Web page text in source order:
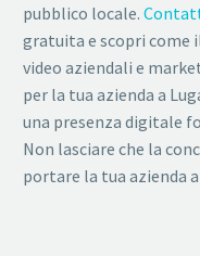
pubblico locale.
gratuita e scopri come
video aziendali e
per la tua azienda a
una presenza digitale
Non lasciare che la
portare la tua azienda